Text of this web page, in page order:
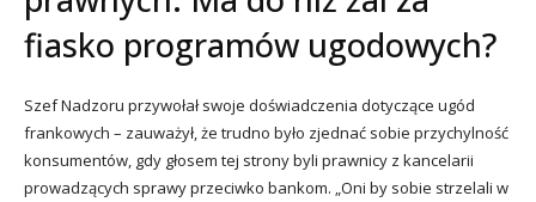
fiasko programów ugodowych?
Szef Nadzoru przywołał swoje doświadczenia dotyczące ugód
frankowych – zauważył, że trudno było zjednać sobie przychylność
konsumentów, gdy głosem tej strony byli prawnicy z kancelarii
prowadzących sprawy przeciwko bankom. „Oni by sobie strzelali w